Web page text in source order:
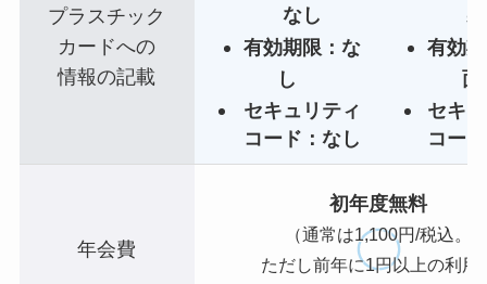
プラスチック
カードへの
情報の記載
なし
有効期限：な
し
セキュリティ
コード：なし
有効
面
セキ
コー
年会費
初年度無料
（通常は1,100円/税込。
ただし前年に1円以上の利用